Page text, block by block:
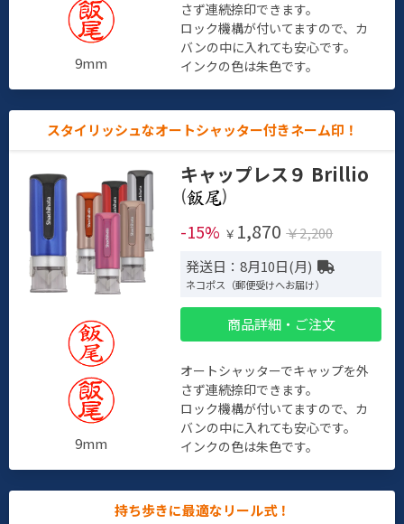
9mm
さず連続捺印できます。
ロック機構が付いてますので、カ
バンの中に入れても安心です。
インクの色は朱色です。
スタイリッシュなオートシャッター付きネーム印！
9mm
キャップレス９ Brillio
(
)
-15% ￥ 1,870 ￥2,200
発送日：8月10日(月)
ネコポス（郵便受けへお届け）
商品詳細・ご注文
オートシャッターでキャップを外
さず連続捺印できます。
ロック機構が付いてますので、カ
バンの中に入れても安心です。
インクの色は朱色です。
持ち歩きに最適なリール式！